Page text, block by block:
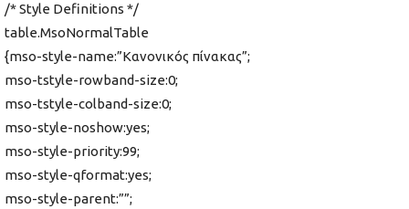
/* Style Definitions */
table.MsoNormalTable
{mso-style-name:”Κανονικός πίνακας”;
mso-tstyle-rowband-size:0;
mso-tstyle-colband-size:0;
mso-style-noshow:yes;
mso-style-priority:99;
mso-style-qformat:yes;
mso-style-parent:””;